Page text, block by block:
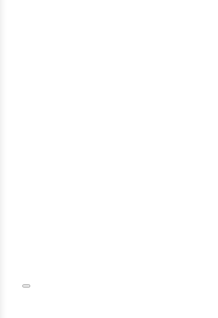
Iniciar